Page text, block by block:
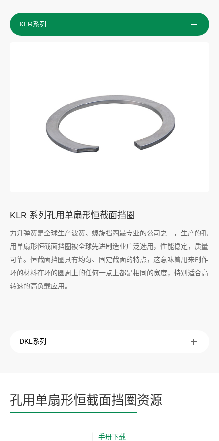
KLR系列
KLR 系列孔用单扇形恒截面挡圈
力升弹簧是全球生产波簧、螺旋挡圈最专业的公司之一，生产的孔
用单扇形恒截面挡圈被全球先进制造业广泛选用，性能稳定，质量
可靠。恒截面挡圈具有均匀、固定截面的特点，这意味着用来制作
环的材料在环的圆周上的任何一点上都是相同的宽度，特别适合高
转速的高负载应用。
DKL系列
孔用单扇形恒截面挡圈资源
手册下载